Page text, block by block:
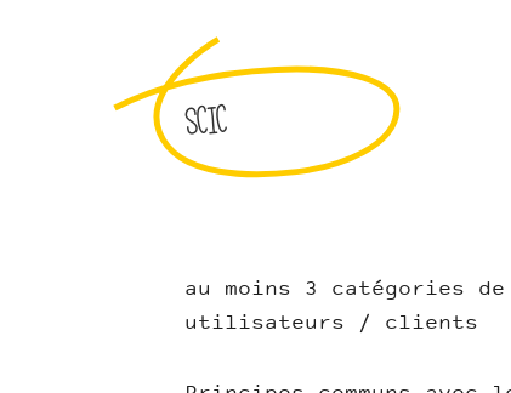
SCIC
au moins 3 catégories
utilisateurs / clients